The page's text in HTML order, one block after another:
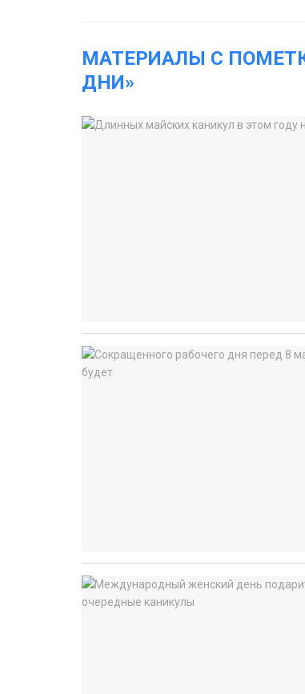
МАТЕРИАЛЫ С
ДНИ»